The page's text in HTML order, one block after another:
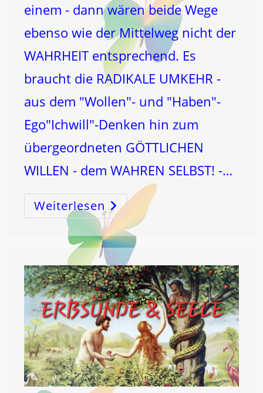
einem - dann wären beide Wege
ebenso wie der Mittelweg nicht der
WAHRHEIT entsprechend. Es
braucht die RADIKALE UMKEHR -
aus dem "Wollen"- und "Haben"-
Ego"Ichwill"-Denken hin zum
übergeordneten GÖTTLICHEN
WILLEN - dem WAHREN SELBST! -…
Weiterlesen MITTELWEG
Oder
WAHRHEIT?